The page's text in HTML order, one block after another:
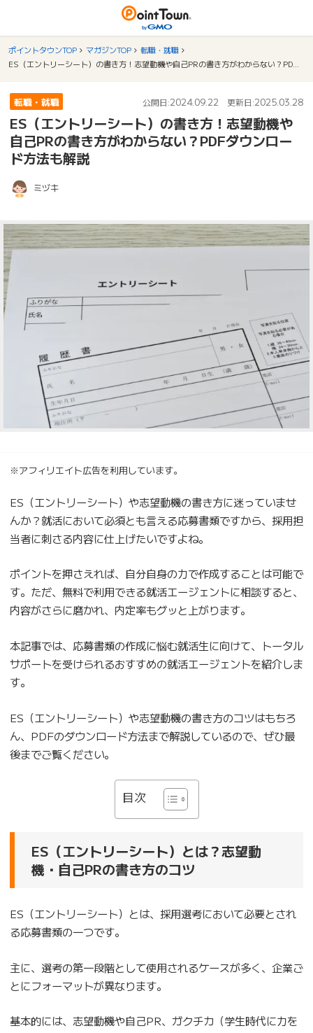
ポイントタウンTOP マガジンTOP
転職・就職
転職・就職 公開日:2024.09.22 更新日:2025.03.28
ES（エントリーシート）の書き方！志望動機や
自己PRの書き方がわからない？PDFダウンロー
ド方法も解説
ミヅキ
※アフィリエイト広告を利用しています。
ES（エントリーシート）や志望動機の書き方に迷っていませ
んか？就活において必須とも言える応募書類ですから、採用担
当者に刺さる内容に仕上げたいですよね。
ポイントを押さえれば、自分自身の力で作成することは可能で
す。ただ、無料で利用できる就活エージェントに相談すると、
内容がさらに磨かれ、内定率もグッと上がります。
本記事では、応募書類の作成に悩む就活生に向けて、トータル
サポートを受けられるおすすめの就活エージェントを紹介しま
す。
ES（エントリーシート）や志望動機の書き方のコツはもちろ
ん、PDFのダウンロード方法まで解説しているので、ぜひ最
後までご覧ください。
目次
ES（エントリーシート）とは？志望動
機・自己PRの書き方のコツ
ES（エントリーシート）とは、採用選考において必要とされ
る応募書類の一つです。
主に、選考の第一段階として使用されるケースが多く、企業ご
とにフォーマットが異なります。
基本的には、志望動機や自己PR、ガクチカ（学生時代に力を